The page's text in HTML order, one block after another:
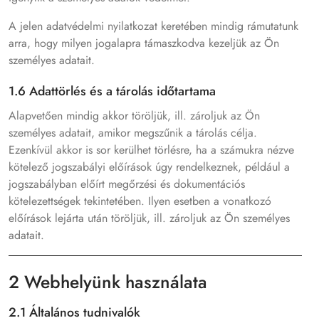
A jelen adatvédelmi nyilatkozat keretében mindig rámutatunk
arra, hogy milyen jogalapra támaszkodva kezeljük az Ön
személyes adatait.
1.6 Adattörlés és a tárolás időtartama
Alapvetően mindig akkor töröljük, ill. zároljuk az Ön
személyes adatait, amikor megszűnik a tárolás célja.
Ezenkívül akkor is sor kerülhet törlésre, ha a számukra nézve
kötelező jogszabályi előírások úgy rendelkeznek, például a
jogszabályban előírt megőrzési és dokumentációs
kötelezettségek tekintetében. Ilyen esetben a vonatkozó
előírások lejárta után töröljük, ill. zároljuk az Ön személyes
adatait.
2 Webhelyünk használata
2.1 Általános tudnivalók